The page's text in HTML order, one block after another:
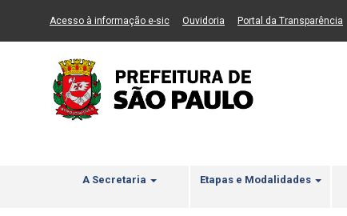
Ir ao Conteúdo Ir para menu principal 2 Ir para busca
Acesso à informação e-sic(Link para um novo sítio)
Ouvidoria (Link para um novo sítio)
Portal da Transparência
A Secretaria Etapas e Modalidades